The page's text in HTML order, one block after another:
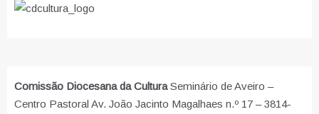
Comissão Diocesana da CulturaSeminário de Aveiro –
Centro Pastoral Av. João Jacinto Magalhaes n.º 17 – 3814-